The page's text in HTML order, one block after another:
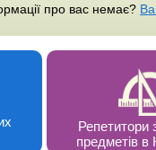
про вас немає?
Репетитори
предметів в